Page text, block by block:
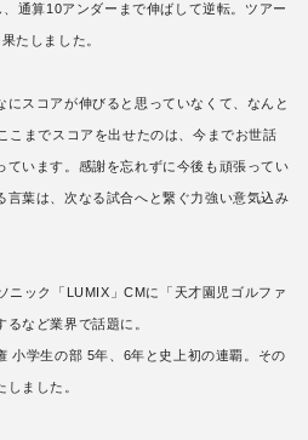
通算10アンダーまで伸ばして逆転。ツアー
たしました。
スコアが伸びると思っていなくて、なんと
こまでスコアを出せたのは、今までお世話
ています。感謝を忘れずに今後も頑張ってい
言葉は、次なる試合へと繋ぐ力強い意気込み
ニック「LUMIX」CMに「天才園児ゴルファ
など業界で話題に。
小学生の部 5年、6年と史上初の連覇。その
ました。